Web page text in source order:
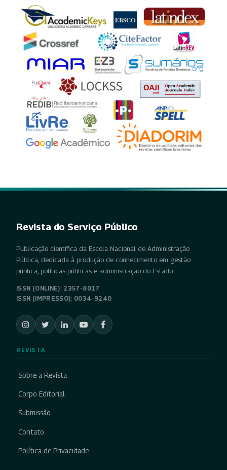
Revista do Serviço Público
Publicação científica da Escola Nacional de Administração
Pública, dedicada à produção de conhecimento em gestão
pública, políticas públicas e administração do Estado.
ISSN (ONLINE): 2357-8017
ISSN (IMPRESSO): 0034-9240
REVISTA
Sobre a Revista
Corpo Editorial
Submissão
Contato
Política de Privacidade